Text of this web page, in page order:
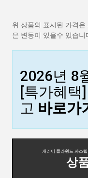
위 상품의 표시된 가격
은 변동이 있을수 있습니
2026년 8
[특가혜택
고 바로
캐리어 클라윈드 파스텔
상